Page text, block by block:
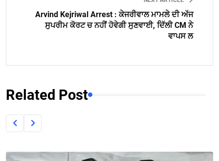
Arvind Kejriwal Arrest : ਕੇਜਰੀਵਾਲ ਮਾਮਲੇ ਦੀ ਅੱਜ
ਸੁਪਰੀਮ ਕੋਰਟ ਚ ਨਹੀਂ ਹੋਵੇਗੀ ਸੁਣਵਾਈ, ਦਿੱਲੀ CM ਨੇ
ਵਾਪਸ ਲ
Related Post